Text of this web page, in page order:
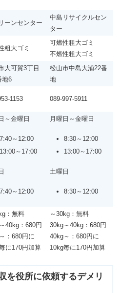
ーンセンター
中島リサイクルセン
ター
粗大ゴミ
可燃性粗大ゴミ
不燃性粗大ゴミ
大可賀3丁目
地6
松山市中島大浦22番
地
1153 089-997-5911
～金曜日
7:40～12:00
13:00～17:00
7:40～12:00
月曜日～金曜日
8:30～12:00
13:00～17:00
土曜日
8:30～12:00
：無料
40kg：680円
：680円に
に170円加算
～30kg：無料
30kg～40kg：680円
40kg～：680円に
10kg毎に170円加算
を役所に依頼するデメリ